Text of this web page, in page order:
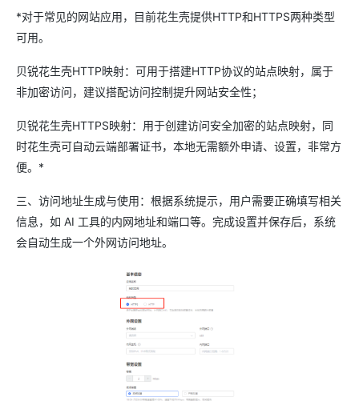
*对于常见的网站应用，目前花生壳提供HTTP和HTTPS两种类型
可用。
贝锐花生壳HTTP映射：可用于搭建HTTP协议的站点映射，属于
非加密访问，建议搭配访问控制提升网站安全性；
贝锐花生壳HTTPS映射：用于创建访问安全加密的站点映射，同
时花生壳可自动云端部署证书，本地无需额外申请、设置，非常方
便。*
三、访问地址生成与使用：根据系统提示，用户需要正确填写相关
信息，如 AI 工具的内网地址和端口等。完成设置并保存后，系统
会自动生成一个外网访问地址。